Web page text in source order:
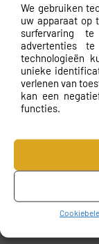
We gebruiken
uw apparaat op
surfervaring
advertenties
technologieën
unieke
verlenen van
kan een
functies.
Fotobehang
Marmer met Goud
10.43
Kersenbloesems
grijze